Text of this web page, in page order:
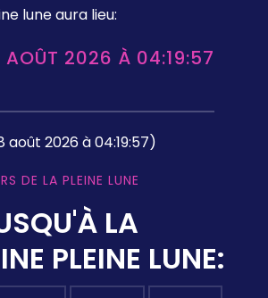
lune aura lieu:
AOÛT 2026 À 04:19:57
août 2026 à 04:19:57)
DE LA PLEINE LUNE
LA
PLEINE LUNE: